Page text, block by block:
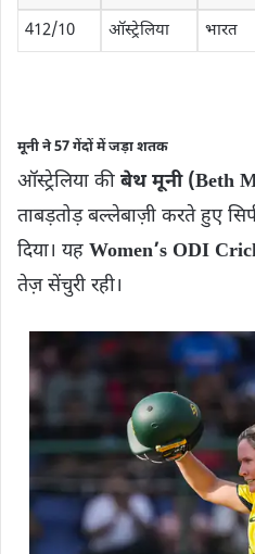
412/10 ऑस्ट्रेलिया भारत
मूनी ने 57 गेंदों में जड़ा शतक
ऑस्ट्रेलिया की बेथ मूनी (Beth
ताबड़तोड़ बल्लेबाज़ी करते हुए
दिया। यह Women’s ODI
तेज़ सेंचुरी रही।